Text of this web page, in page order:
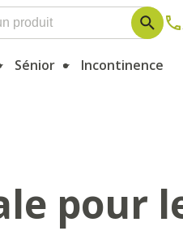
Sénior Incontinence
pour